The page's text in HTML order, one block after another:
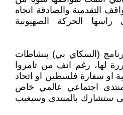
التقدمية والصادقة اتجاه
الحركة الصهيونية
(السكاي بي) بنشاطات
لها، رغم انف من تامروا
او سفارة فلسطين او اتحاد
اجتماعي عالمي خاص
ستشارك بالمنتدى وسيغيب